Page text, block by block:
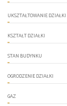
UKSZTAŁTOWANIE DZIAŁKI
KSZTAŁT DZIAŁKI
STAN BUDYNKU
OGRODZENIE DZIAŁKI
GAZ